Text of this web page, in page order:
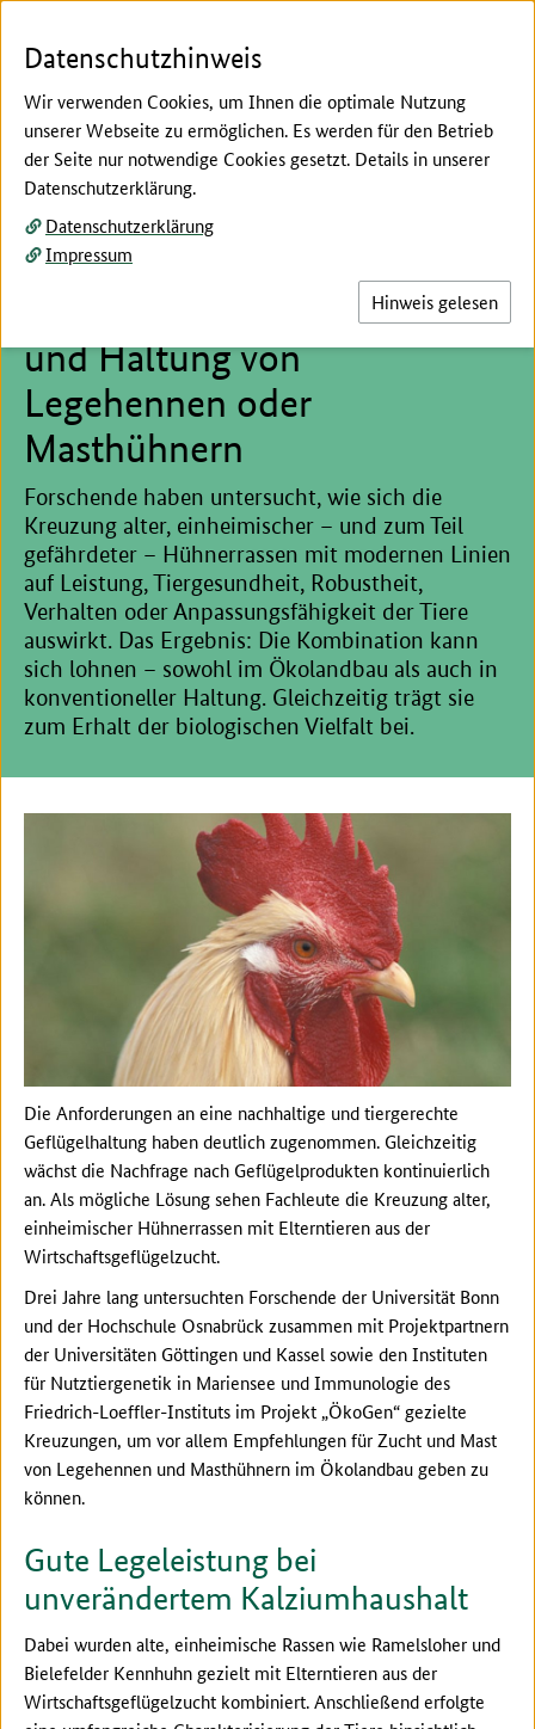
Hier beginnt der Hauptinhalt dieser Seite
Kreuzung alter Hühnerrassen
mit modernen Hybriden
bietet Potenzial für Zucht
und Haltung von
Legehennen oder
Masthühnern
Forschende haben untersucht, wie sich die
Kreuzung alter, einheimischer – und zum Teil
gefährdeter – Hühnerrassen mit modernen Linien
auf Leistung, Tiergesundheit, Robustheit,
Verhalten oder Anpassungsfähigkeit der Tiere
auswirkt. Das Ergebnis: Die Kombination kann
sich lohnen – sowohl im Ökolandbau als auch in
konventioneller Haltung. Gleichzeitig trägt sie
zum Erhalt der biologischen Vielfalt bei.
Die Anforderungen an eine nachhaltige und tiergerechte
Geflügelhaltung haben deutlich zugenommen. Gleichzeitig
wächst die Nachfrage nach Geflügelprodukten kontinuierlich
an. Als mögliche Lösung sehen Fachleute die Kreuzung alter,
einheimischer Hühnerrassen mit Elterntieren aus der
Wirtschaftsgeflügelzucht.
Drei Jahre lang untersuchten Forschende der Universität Bonn
und der Hochschule Osnabrück zusammen mit Projektpartnern
der Universitäten Göttingen und Kassel sowie den Instituten
für Nutztiergenetik in Mariensee und Immunologie des
Friedrich-Loeffler-Instituts im Projekt „ÖkoGen“ gezielte
Kreuzungen, um vor allem Empfehlungen für Zucht und Mast
von Legehennen und Masthühnern im Ökolandbau geben zu
können.
Gute Legeleistung bei
unverändertem Kalziumhaushalt
Dabei wurden alte, einheimische Rassen wie Ramelsloher und
Bielefelder Kennhuhn gezielt mit Elterntieren aus der
Wirtschaftsgeflügelzucht kombiniert. Anschließend erfolgte
Datenschutzhinweis
Wir verwenden Cookies, um Ihnen die optimale Nutzung
unserer Webseite zu ermöglichen. Es werden für den Betrieb
der Seite nur notwendige Cookies gesetzt. Details in unserer
Datenschutzerklärung.
Datenschutzerklärung
Impressum
Hinweis gelesen